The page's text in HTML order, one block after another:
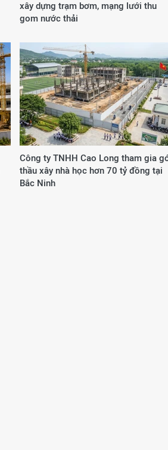
xây dựng trạm bơm, mạng lưới thu
gom nước thải
Công ty TNHH Cao Long tham gia
thầu xây nhà học hơn 70 tỷ đồng tại
Bắc Ninh